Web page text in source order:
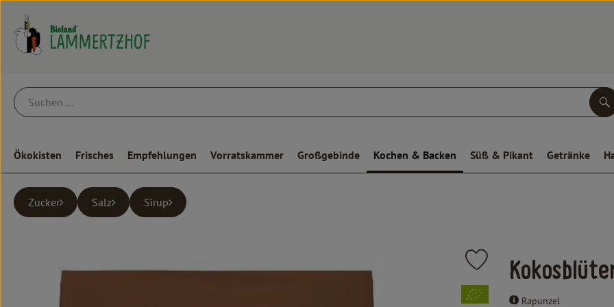
Ökokisten Frisches Empfehlungen Vorratskammer Großgebinde Kochen & Backen Süß & Pikant Getränke
Zucker Salz Sirup
Rapunzel
Produkt zu Favouriten hinzufügen
, Verband: